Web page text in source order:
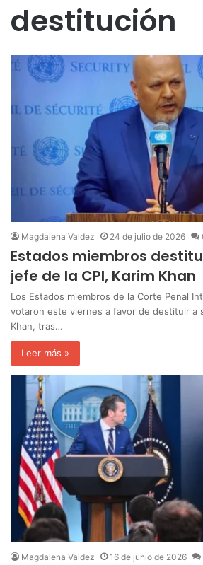
destitución
Magdalena Valdez 24 de julio de 2026
Estados miembros
jefe de la CPI, Karim Khan
Los Estados miembros de la Corte Penal
votaron este viernes a favor de destituir a
Khan, tras…
Leer más »
Magdalena Valdez 16 de junio de 2026